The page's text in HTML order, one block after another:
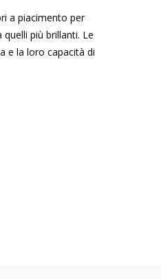
a piacimento per
più brillanti. Le
e la loro capacità di